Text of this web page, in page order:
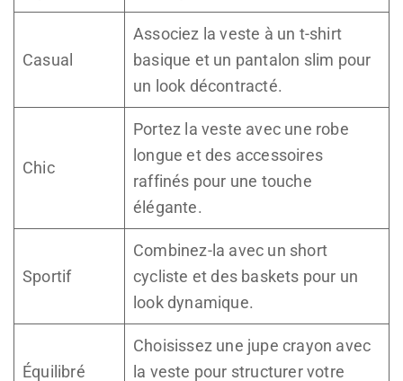
Casual
Associez la veste à un t-shirt
basique et un pantalon slim pour
un look décontracté.
Chic
Portez la veste avec une robe
longue et des accessoires
raffinés pour une touche
élégante.
Sportif
Combinez-la avec un short
cycliste et des baskets pour un
look dynamique.
Équilibré
Choisissez une jupe crayon avec
la veste pour structurer votre